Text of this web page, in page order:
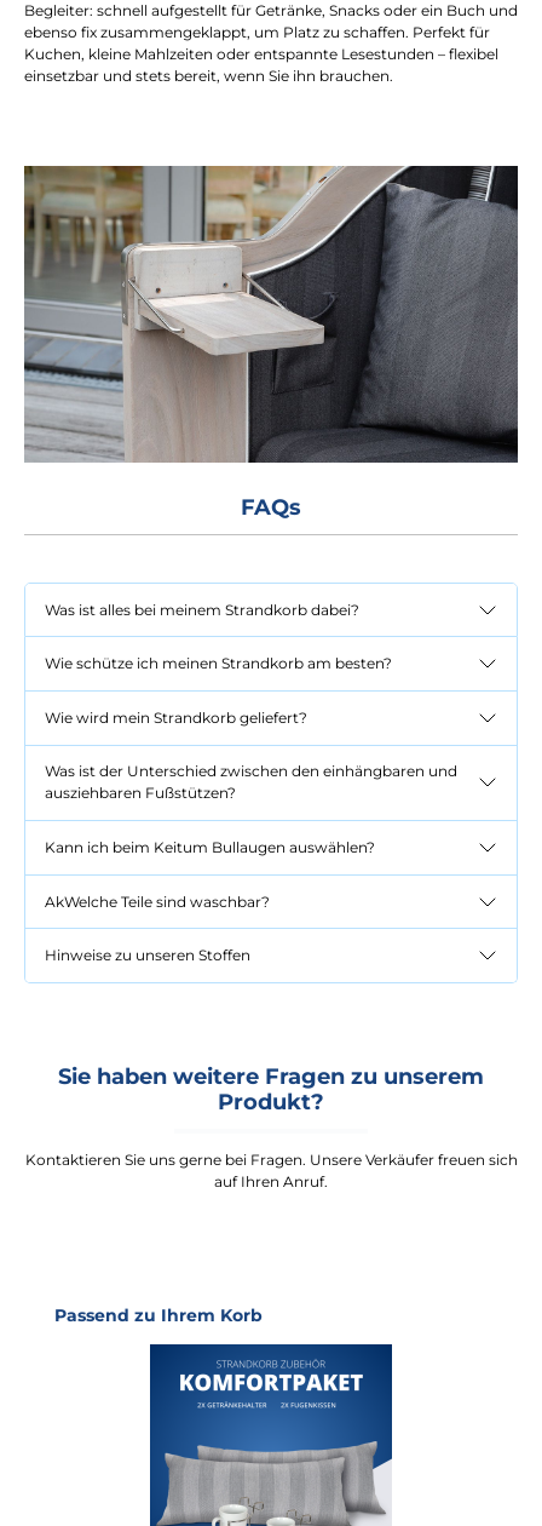
Begleiter: schnell aufgestellt für Getränke, Snacks oder ein Buch und
ebenso fix zusammengeklappt, um Platz zu schaffen. Perfekt für
Kuchen, kleine Mahlzeiten oder entspannte Lesestunden – flexibel
einsetzbar und stets bereit, wenn Sie ihn brauchen.
FAQs
Was ist alles bei meinem Strandkorb dabei?
Wie schütze ich meinen Strandkorb am besten?
Wie wird mein Strandkorb geliefert?
Was ist der Unterschied zwischen den einhängbaren und
ausziehbaren Fußstützen?
Kann ich beim Keitum Bullaugen auswählen?
AkWelche Teile sind waschbar?
Hinweise zu unseren Stoffen
Sie haben weitere Fragen zu unserem
Produkt?
Kontaktieren Sie uns gerne bei Fragen. Unsere Verkäufer freuen sich
auf Ihren Anruf.
Produktgalerie überspringen
Passend zu Ihrem Korb